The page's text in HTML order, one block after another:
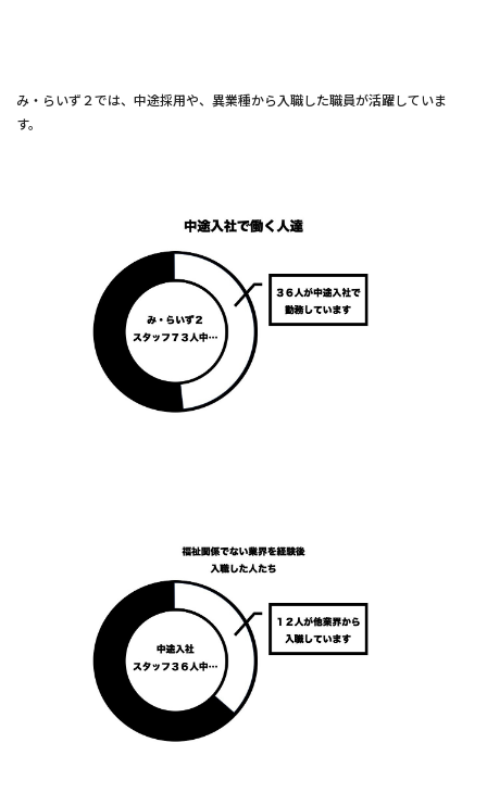
み・らいず２では、中途採用や、異業種から入職した職員が活躍していま
す。